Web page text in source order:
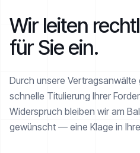
Realisiert
Wir leiten
für Sie ein.
Durch unsere Vertragsanwälte
schnelle Titulierung Ihrer
Widerspruch bleiben wir am
gewünscht — eine Klage in